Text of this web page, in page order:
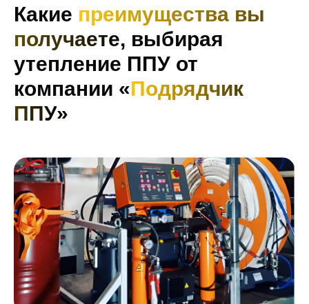
Какие преимущества вы
получаете, выбирая
утепление ППУ от
компании «Подрядчик
ППУ»